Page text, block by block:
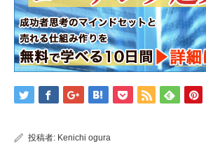
投稿者: Kenichi ogura